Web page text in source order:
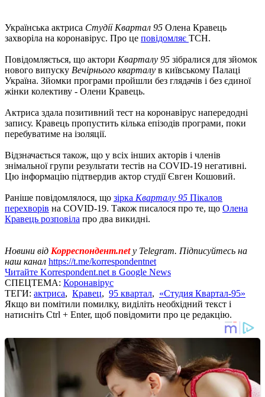
Українська актриса Студії Квартал 95 Олена Кравець
захворіла на коронавірус. Про це повідомляє ТСН.
Повідомляється, що актори Кварталу 95 зібралися для зйомок
нового випуску Вечірнього кварталу в київському Палаці
Україна. Зйомки програми пройшли без глядачів і без єдиної
жінки колективу - Олени Кравець.
Актриса здала позитивний тест на коронавірус напередодні
запису. Кравець пропустить кілька епізодів програми, поки
перебуватиме на ізоляції.
Відзначається також, що у всіх інших акторів і членів
знімальної групи результати тестів на COVID-19 негативні.
Цю інформацію підтвердив актор студії Євген Кошовий.
Раніше повідомлялося, що зірка Кварталу 95 Пікалов
перехворів на COVID-19. Також писалося про те, що Олена
Кравець розповіла про два викидні.
Новини від Корреспондент.net у Telegram. Підписуйтесь на
наш канал https://t.me/korrespondentnet
Читайте Korrespondent.net в Google News
СПЕЦТЕМА: Коронавірус
ТЕГИ: актриса, Кравец, 95 квартал, «Студия Квартал-95»
Якщо ви помітили помилку, виділіть необхідний текст і
натисніть Ctrl + Enter, щоб повідомити про це редакцію.